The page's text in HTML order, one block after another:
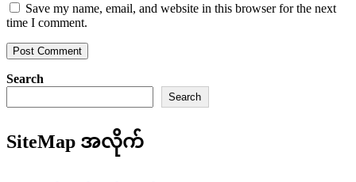
Save my name, email, and website in this browser for the next
time I comment.
Search
Search
SiteMap အလိုက်